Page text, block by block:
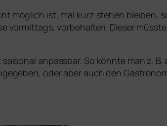
möglich ist, mal kurz stehen bleiben,
vormittags, vorbehalten. Dieser
anpassbar. So könnte man z.
oder aber auch den